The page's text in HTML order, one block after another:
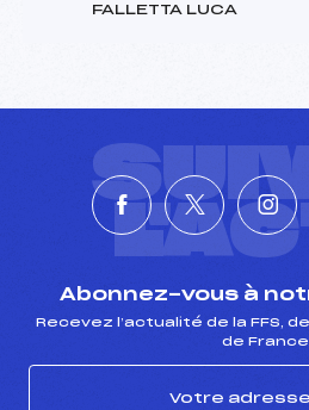
FALLETTA LUCA
Abonnez-vous à
Recevez l’actualité de la FFS,
de